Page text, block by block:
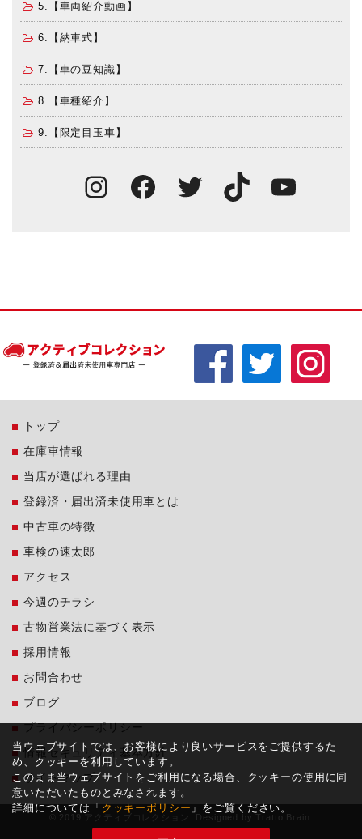
5.【車両紹介動画】
6.【納車式】
7.【車の豆知識】
8.【車種紹介】
9.【限定目玉車】
Instagram
Facebook
TwitterTikTok
トップ
在庫車情報
当店が選ばれる理由
登録済・届出済未使用車とは
中古車の特徴
車検の速太郎
アクセス
今週のチラシ
古物営業法に基づく表示
採用情報
お問合わせ
ブログ
プライバシーポリシー
情報セキュリティ基本方針
サイトマップ
© 2019 アクティブコレクション. Designed by Tratto Brain
当ウェブサイトでは、お客様により良いサービスをご提供するた
め、クッキーを利用しています。
このまま当ウェブサイトをご利用になる場合、クッキーの使用に同
意いただいたものとみなされます。
詳細については「 クッキーポリシー 」をご覧ください。